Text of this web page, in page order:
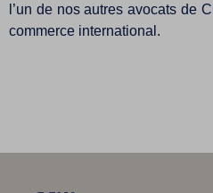
l’un de nos autres avocats de
commerce international.